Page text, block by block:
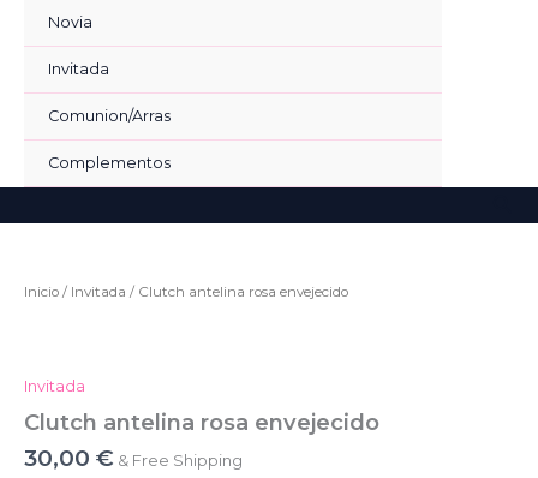
contenido
Novia
Invitada
Comunion/Arras
Complementos
Inicio / Invitada / Clutch antelina rosa envejecido
Invitada
Clutch antelina rosa envejecido
30,00 € & Free Shipping